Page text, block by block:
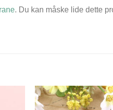
. Du kan måske lide dette